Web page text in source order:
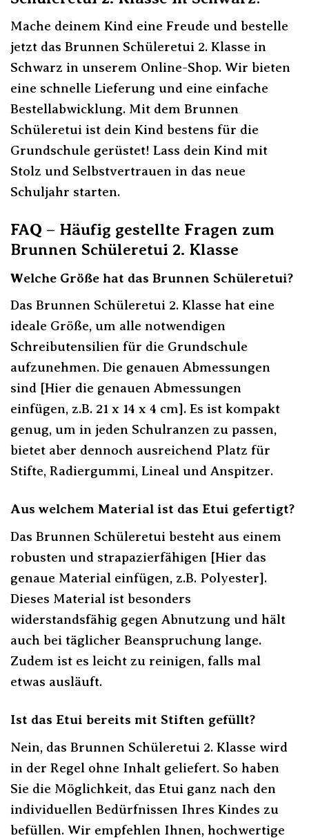
Mache deinem Kind eine Freude und bestelle
jetzt das Brunnen Schüleretui 2. Klasse in
Schwarz in unserem Online-Shop. Wir bieten
eine schnelle Lieferung und eine einfache
Bestellabwicklung. Mit dem Brunnen
Schüleretui ist dein Kind bestens für die
Grundschule gerüstet! Lass dein Kind mit
Stolz und Selbstvertrauen in das neue
Schuljahr starten.
FAQ – Häufig gestellte Fragen zum
Brunnen Schüleretui 2. Klasse
Welche Größe hat das Brunnen Schüleretui?
Das Brunnen Schüleretui 2. Klasse hat eine
ideale Größe, um alle notwendigen
Schreibutensilien für die Grundschule
aufzunehmen. Die genauen Abmessungen
sind [Hier die genauen Abmessungen
einfügen, z.B. 21 x 14 x 4 cm]. Es ist kompakt
genug, um in jeden Schulranzen zu passen,
bietet aber dennoch ausreichend Platz für
Stifte, Radiergummi, Lineal und Anspitzer.
Aus welchem Material ist das Etui gefertigt?
Das Brunnen Schüleretui besteht aus einem
robusten und strapazierfähigen [Hier das
genaue Material einfügen, z.B. Polyester].
Dieses Material ist besonders
widerstandsfähig gegen Abnutzung und hält
auch bei täglicher Beanspruchung lange.
Zudem ist es leicht zu reinigen, falls mal
etwas ausläuft.
Ist das Etui bereits mit Stiften gefüllt?
Nein, das Brunnen Schüleretui 2. Klasse wird
in der Regel ohne Inhalt geliefert. So haben
Sie die Möglichkeit, das Etui ganz nach den
individuellen Bedürfnissen Ihres Kindes zu
befüllen. Wir empfehlen Ihnen, hochwertige